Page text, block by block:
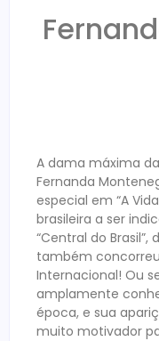
A dama máxima
Fernanda
especial em “A
brasileira a ser
“Central do Brasil”,
também
Internacional! Ou
amplamente
época, e sua
muito motivador